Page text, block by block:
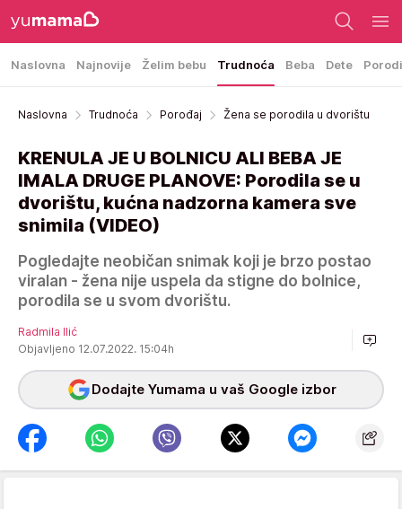
Naslovna Najnovije Želim bebu Trudnoća Beba Dete
Naslovna Trudnoća Porođaj Žena se porodila u dvorištu
KRENULA JE U BOLNICU ALI BEBA JE
IMALA DRUGE PLANOVE: Porodila se u
dvorištu, kućna nadzorna kamera sve
snimila (VIDEO)
Pogledajte neobičan snimak koji je brzo postao
viralan - žena nije uspela da stigne do bolnice,
porodila se u svom dvorištu.
Radmila Ilić
Objavljeno 12.07.2022. 15:04h
Dodajte Yumama u vaš Google izbor